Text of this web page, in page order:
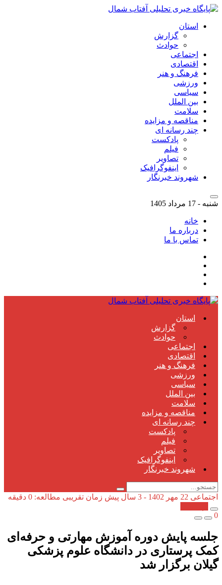
استان
گزارش
حوادث
اجتماعی
اقتصادی
فرهنگ و هنر
ورزشی
سیاسی
بین الملل
سلامت
مناقصه و مزایده
چند رسانه ای
پادکست
فیلم
تصاویر
اینفوگرافیک
شهروند خبرنگار
شنبه - 17 مرداد 1405
خانه
درباره ما
تماس با ما
استان
گزارش
حوادث
اجتماعی
اقتصادی
فرهنگ و هنر
ورزشی
سیاسی
بین الملل
سلامت
مناقصه و مزایده
چند رسانه ای
پادکست
فیلم
تصاویر
اینفوگرافیک
شهروند خبرنگار
اجتماعی 22 مهر 1402 - 3 سال پیش
زمان تقریبی مطالعه: 0 دقیقه
0
جلسه پایش دوره آموزش مهارتی و حرفه‌ای
کمک پرستاری در دانشگاه علوم پزشکی
گیلان برگزار شد